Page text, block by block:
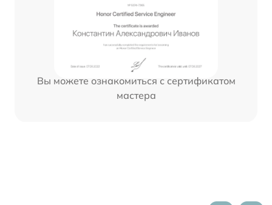
Вы можете ознакомиться с сертификатом
мастера